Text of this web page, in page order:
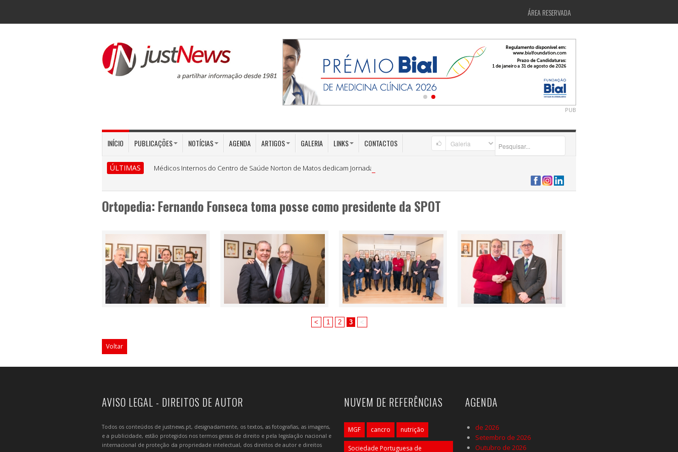
ÁREA RESERVADA
PUB
INÍCIO PUBLICAÇÕES NOTÍCIAS AGENDA ARTIGOS GALERIA LINKS CONTACTOS
ÚLTIMAS Médicos Internos do Centro de Saúde Norton de Matos dedicam Jornadas à «Medicina Preventiva»
Ortopedia: Fernando Fonseca toma posse como presidente da SPOT
< 1 2 3 <
Voltar
AVISO LEGAL - DIREITOS DE AUTOR
Todos os conteúdos de justnews.pt, designadamente, os textos, as fotografias, as imagens,
e a publicidade, estão protegidos nos termos gerais de direito e pela legislação nacional e
internacional de proteção da propriedade intelectual, dos direitos de autor e direitos
NUVEM DE REFERÊNCIAS
MGF cancro nutrição
Sociedade Portuguesa de
AGENDA
de 2026
Setembro de 2026
Outubro de 2026